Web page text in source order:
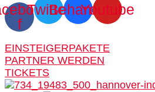
f
TwitterBehanceYoutube
EINSTEIGERPAKETE
PARTNER WERDEN
TICKETS